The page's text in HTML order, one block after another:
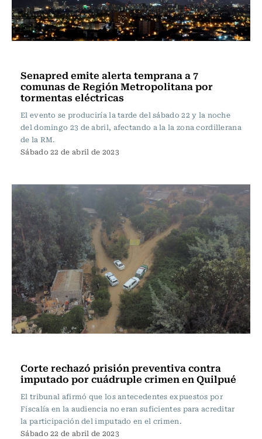
Senapred emite alerta temprana a 7
comunas de Región Metropolitana por
tormentas eléctricas
El evento se produciría la tarde del sábado 22 y la noche
del domingo 23 de abril, afectando a la la zona cordillerana
de la RM.
Sábado 22 de abril de 2023
Corte rechazó prisión preventiva contra
imputado por cuádruple crimen en Quilpué
El tribunal afirmó que los antecedentes expuestos por
Fiscalía en la audiencia no eran suficientes para acreditar
la participación del imputado en el crimen.
Sábado 22 de abril de 2023